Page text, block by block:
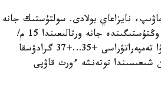
نايزاعاي بولادى. سولتۇستىك جانە
سولتۇستىك- شىعىستان سوعاتىن جەلدىڭ ەكپىنى وبلىستىڭ باتىسىندا، وڭتۇستىگىندە جانە ورتالىعىندا 15 م/
س- قا دەيىن جەتەدى. كۇندىز وبلىستىڭ وڭتۇستىگى مەن شىعىسىندا اۋا تەمپەراتۋراسى +35…+37 گرادۋسقا
توتەنشە ءورت قاۋپى